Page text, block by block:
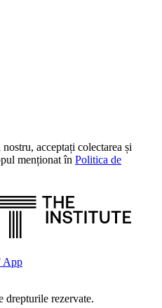
acceptați colectarea și
menționat în Politica de
App
rezervate.